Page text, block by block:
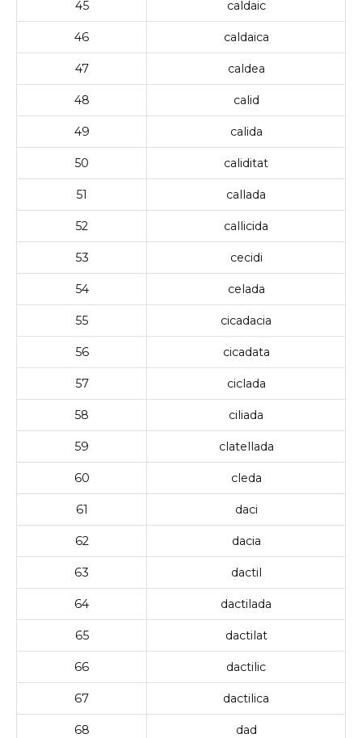
45 caldaic
46 caldaica
47 caldea
48 calid
49 calida
50 caliditat
51 callada
52 callicida
53 cecidi
54 celada
55 cicadacia
56 cicadata
57 ciclada
58 ciliada
59 clatellada
60 cleda
61 daci
62 dacia
63 dactil
64 dactilada
65 dactilat
66 dactilic
67 dactilica
68 dad